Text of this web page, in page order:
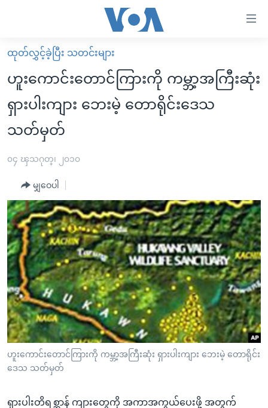
လွယ်ကူ
စေ
Link
များ
ပင်မ
ကျော်
ကြည့်
ရန်
ပင်မ
ညွန်း
စာမျက်နှာ
သို့
ကျော်
ကြည့်
ရန်
ရန်
မူလစာမျက်နှာ
မြန်မာ
ကမ္ဘာ့သတင်းများ
နိုင်ငံတကာ
အစ္စရေး-ပါလက်စတိုင်း
ဗွီဒီယို
အင်္ဂလိပ်စာလေ့လာမယ်
အမေရိကန်သုံးအီဒီယံ
မကြေးမုံရဲ့ အင်္ဂလိပ်စာ
ရုပ်ရှင်ထဲက အင်္ဂလိပ်စာ
သုတပဒေသာ အင်္ဂလိပ်စာ
အပတ်စဉ်ကဏ္ဍများ
ရေဒီယို
တီဗွီ
ရေဒီယိုနှင့်ရုပ်သံ အချက်အလက်များ
ရေဒီယို/တီဗွီအစီအစဉ်
Learning English
ဗွီအိုအေ လူမှုကွန်ယက်များ
ဘာသာစကားများ
ထုတ်လွှင့်ခဲ့ပြီး သတင်းများ
ဟူးကောင်းတောင်ကြားကို ကမ္ဘာ့အကြီးဆုံး
ရှားပါးကျား ဘေးမဲ့ တောရိုင်းဒေသ
သတ်မှတ်
၀၄ ၾသဂုတ္၊ ၂၀၁၀
မျှဝေပါ
ဟူးကောင်းတောင်ကြားကို ကမ္ဘာ့အကြီးဆုံး ရှားပါးကျား ဘေးမဲ့ တောရိုင်း
ဒေသ သတ်မှတ်
ရှားပါးတိရစ္ဆာန် ကျားတွေကို အကာအကွယ်ပေးဖို့ အတွက်